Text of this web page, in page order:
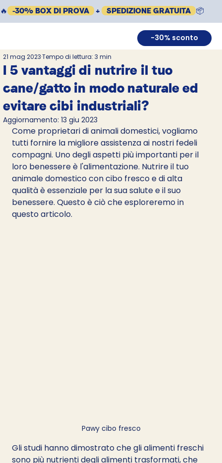
🔥 -30% BOX DI PROVA + SPEDIZIONE GRATUITA 📦
-30% sconto
I 5 vantaggi di nutrire il tuo
cane/gatto in modo naturale ed
evitare cibi industriali?
21 mag 2023Tempo di lettura: 3 min
Aggiornamento: 13 giu 2023
Come proprietari di animali domestici, vogliamo
tutti fornire la migliore assistenza ai nostri fedeli
compagni. Uno degli aspetti più importanti per il
loro benessere è l'alimentazione. Nutrire il tuo
animale domestico con cibo fresco e di alta
qualità è essenziale per la sua salute e il suo
benessere. Questo è ciò che esploreremo in
questo articolo.
Pawy cibo fresco
Gli studi hanno dimostrato che gli alimenti freschi
sono più nutrienti degli alimenti trasformati, che